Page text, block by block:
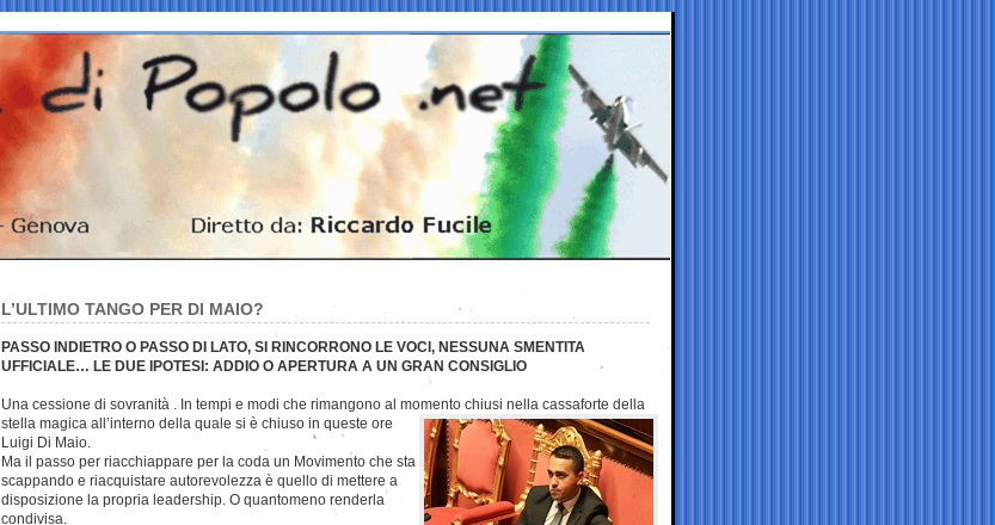
L’ULTIMO TANGO PER DI MAIO?
PASSO INDIETRO O PASSO DI LATO, SI RINCORRONO LE VOCI, NESSUNA SMENTITA
UFFICIALE… LE DUE IPOTESI: ADDIO O APERTURA A UN GRAN CONSIGLIO
Una cessione di sovranità . In tempi e modi che rimangono al momento chiusi nella cassaforte della
stella magica all’interno della quale si è chiuso in queste ore
Luigi Di Maio.
Ma il passo per riacchiappare per la coda un Movimento che sta
scappando e riacquistare autorevolezza è quello di mettere a
disposizione la propria leadership. O quantomeno renderla
condivisa.